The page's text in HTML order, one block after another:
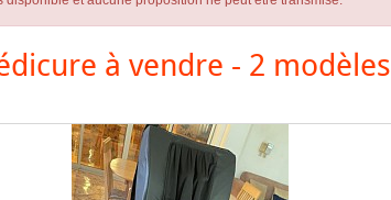
à vendre - 2 modèles